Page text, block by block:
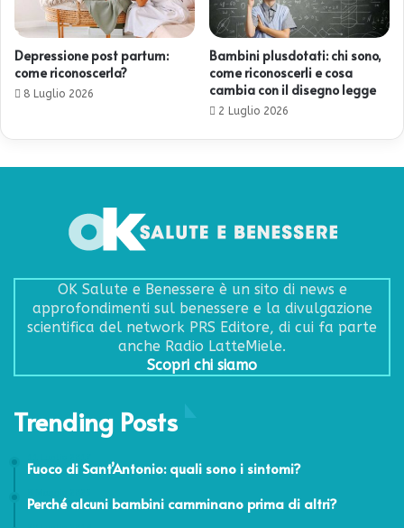
Depressione post partum:
come riconoscerla?
8 Luglio 2026
Bambini plusdotati: chi sono,
come riconoscerli e cosa
cambia con il disegno legge
2 Luglio 2026
OK Salute e Benessere è un sito di news e
approfondimenti sul benessere e la divulgazione
scientifica del network PRS Editore, di cui fa parte
anche Radio LatteMiele.
Scopri chi siamo
Trending Posts
Fuoco di Sant’Antonio: quali sono i sintomi?
Perché alcuni bambini camminano prima di altri?